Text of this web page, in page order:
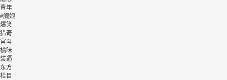
青年
#舰娘
爆笑
猎奇
宫斗
橘味
装逼
东方
栏目